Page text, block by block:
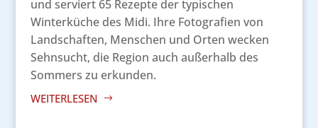
und serviert 65 Rezepte der typischen
Winterküche des Midi. Ihre Fotografien von
Landschaften, Menschen und Orten wecken
Sehnsucht, die Region auch außerhalb des
Sommers zu erkunden.
WEITERLESEN